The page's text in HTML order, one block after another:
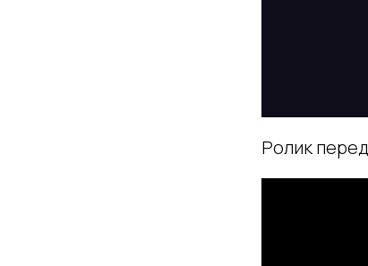
Ролик